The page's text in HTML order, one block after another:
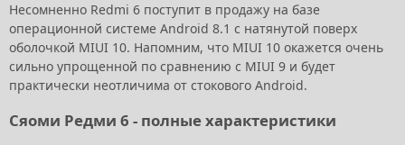
Несомненно Redmi 6 поступит в продажу на базе
операционной системе Android 8.1 с натянутой поверх
оболочкой MIUI 10. Напомним, что MIUI 10 окажется очень
сильно упрощенной по сравнению с MIUI 9 и будет
практически неотличима от стокового Android.
Сяоми Редми 6 - полные характеристики